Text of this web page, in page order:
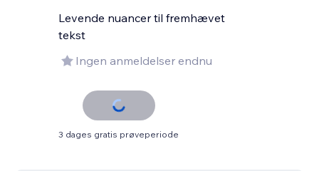
Levende nuancer til fremhævet
tekst
Ingen anmeldelser endnu
3 dages gratis prøveperiode